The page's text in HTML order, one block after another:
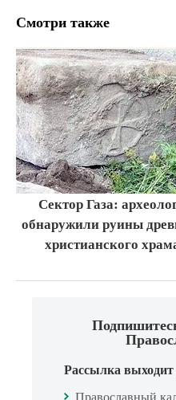
Смотри также
Сектор Газа:
обнаружили руины
христианского
Рассылка выходит
Православный